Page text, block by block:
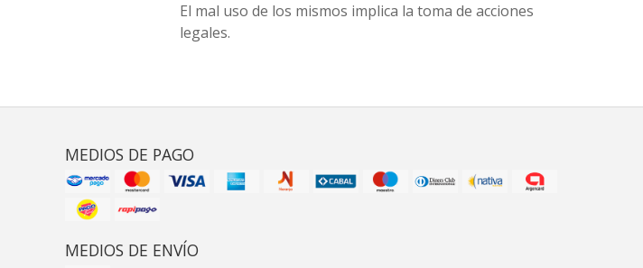
El mal uso de los mismos implica la toma de acciones
legales.
MEDIOS DE PAGO
MEDIOS DE ENVÍO